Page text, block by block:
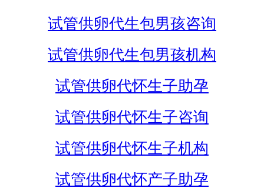
试管供卵代生包男孩咨询
试管供卵代生包男孩机构
试管供卵代怀生子助孕
试管供卵代怀生子咨询
试管供卵代怀生子机构
试管供卵代怀产子助孕